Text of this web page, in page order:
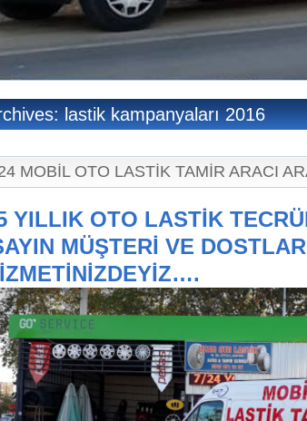
lastik kampanyaları 2016
MOBİL OTO LASTİK TAMİR ARACI
YILLIK OTO LASTİK
MÜŞTERİ VE